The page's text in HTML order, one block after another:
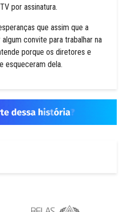
por assinatura.
que assim que a
convite para trabalhar na
porque os diretores e
esqueceram dela.